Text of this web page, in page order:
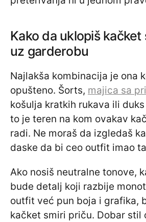
Kako da uklopiš
uz garderobu
Najlakša kombinacija je ona
opušteno. Šorts, majica sa
košulja kratkih rukava ili
to je teren na kom ovakav
radi. Ne moraš da izgledaš
daske da bi ceo outfit imao
Ako nosiš neutralne tonove,
bude detalj koji razbije
outfit već pun boja i grafika,
kačket smiri priču. Dobar stil